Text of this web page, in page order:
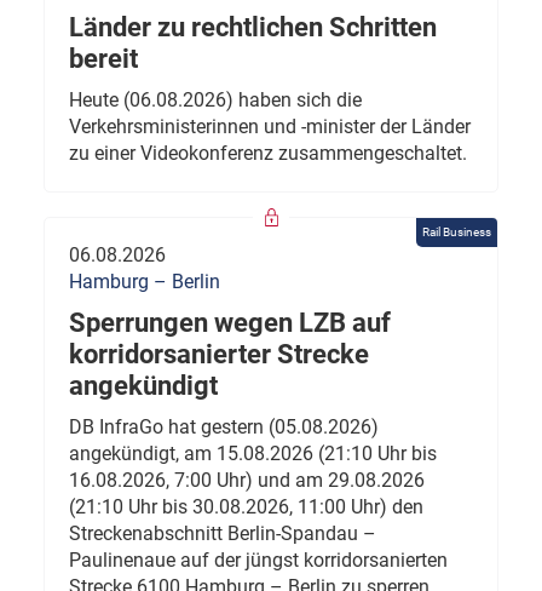
Länder zu rechtlichen Schritten
bereit
Heute (06.08.2026) haben sich die
Verkehrsministerinnen und -minister der Länder
zu einer Videokonferenz zusammengeschaltet.
Rail Business
06.08.2026
Hamburg – Berlin
Sperrungen wegen LZB auf
korridorsanierter Strecke
angekündigt
DB InfraGo hat gestern (05.08.2026)
angekündigt, am 15.08.2026 (21:10 Uhr bis
16.08.2026, 7:00 Uhr) und am 29.08.2026
(21:10 Uhr bis 30.08.2026, 11:00 Uhr) den
Streckenabschnitt Berlin-Spandau –
Paulinenaue auf der jüngst korridorsanierten